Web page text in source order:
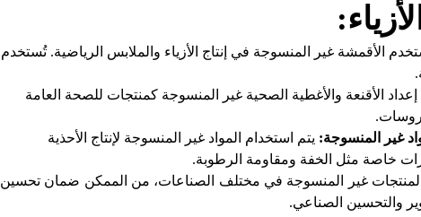
الأقمشة غير المنسوجة في إنتاج الأزياء والملابس الرياضية. تُستخدم
إعداد الأقنعة والأغطية الصحية غير المنسوجة كمنتجات للصحة العامة
غير المنسوجة: يتم استخدام المواد غير المنسوجة لإنتاج الأحذية
خاصة مثل الخفة ومقاومة الرطوبة.
المنتجات غير المنسوجة في مختلف الصناعات، من الممكن ضمان تحسين
والتحسين الصناعي.